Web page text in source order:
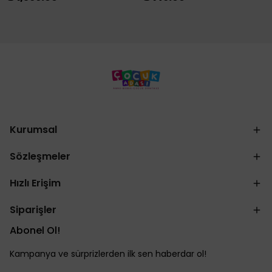
Kurumsal
Sözleşmeler
Hızlı Erişim
Siparişler
Abonel Ol!
Kampanya ve sürprizlerden ilk sen haberdar ol!